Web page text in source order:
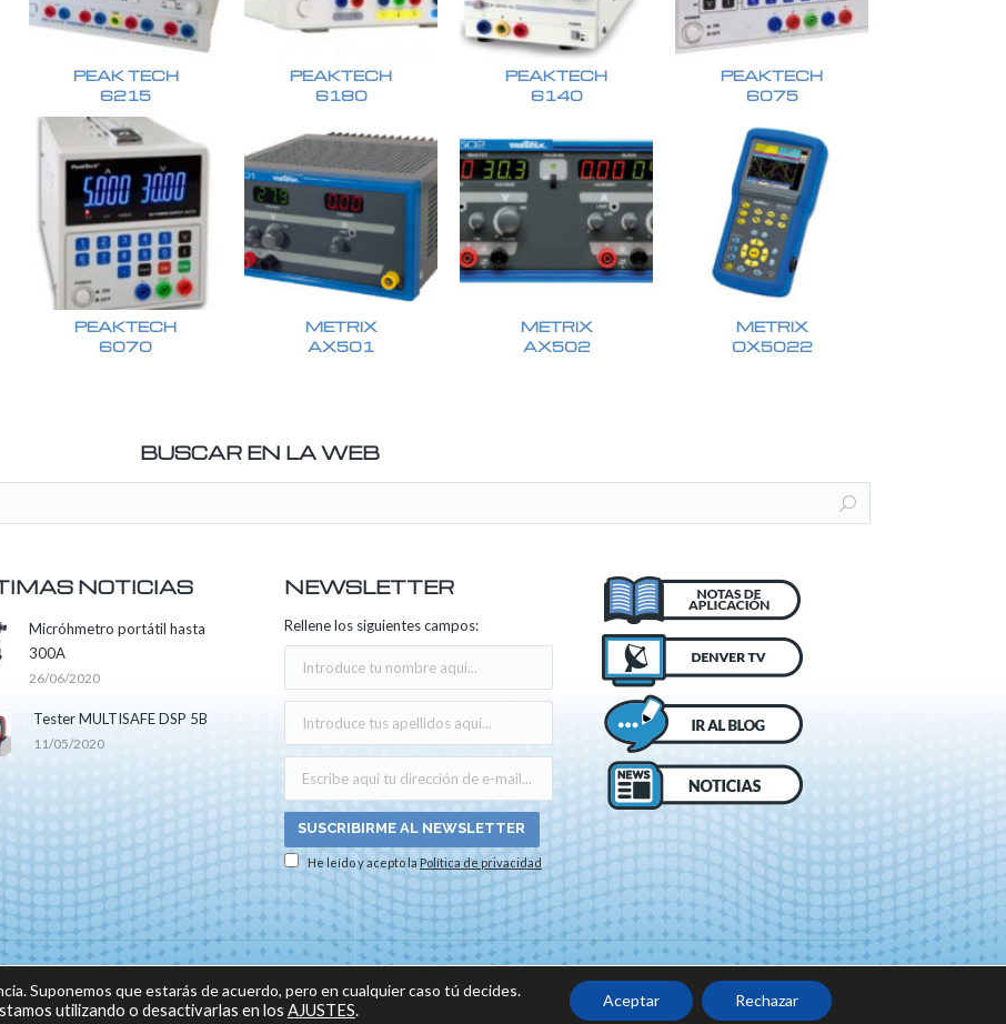
PEAK TECH
6215
PEAKTECH
6180
PEAKTECH
6140
PEAKTECH
6075
PEAKTECH
6070
METRIX
AX501
METRIX
AX502
METRIX
OX5022
BUSCAR EN LA WEB
NOTICIAS
Micróhmetro portátil hasta
300A
26/06/2020
Tester MULTISAFE DSP 5B
11/05/2020
NEWSLETTER
Rellene los siguientes campos:
He leído y acepto la Política de privacidad
por:
Suponemos que estarás de acuerdo, pero en cualquier caso tú decides.
utilizando o desactivarlas en los AJUSTES.
Aceptar Rechazar